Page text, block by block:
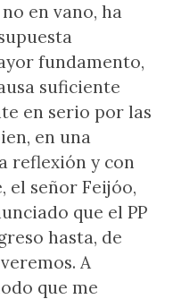
en vano, ha
fundamento,
suficiente
en serio por las
en una
reflexión y con
señor Feijóo,
que el PP
hasta, de
A
que me